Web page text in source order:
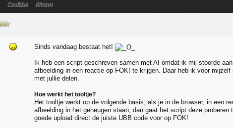
Coolblue Bitvavo
Sinds vandaag bestaat het!
Ik heb een script geschreven samen met AI omdat ik mij stoorde
afbeelding in een reactie op FOK! te krijgen. Daar heb ik voor
met jullie delen.
Hoe werkt het tooltje?
Het tooltje werkt op de volgende basis, als je in de browser, in een
afbeelding in het geheugen staan, dan gaat het script deze
goede upload direct de juiste UBB code voor op FOK!